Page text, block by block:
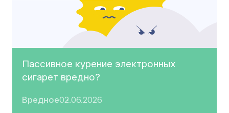
Пассивное курение электронных
сигарет вредно?
Вредное02.06.2026